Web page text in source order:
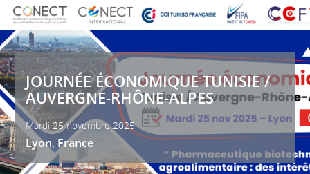
JOURNÉE ÉCONOMIQUE TUNISIE /
AUVERGNE-RHÔNE-ALPES
Mardi 25 novembre 2025
Lyon, France